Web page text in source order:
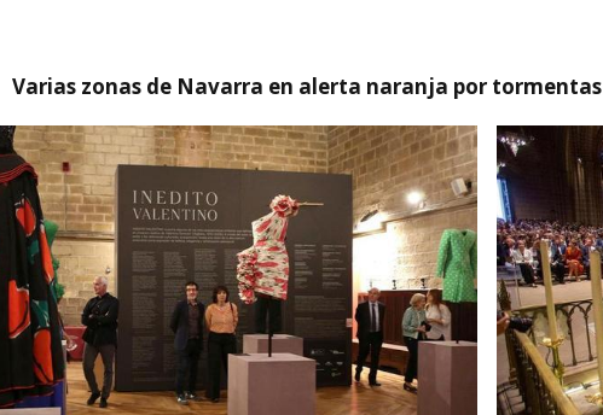
Varias zonas de Navarra en alerta naranja por tormentas